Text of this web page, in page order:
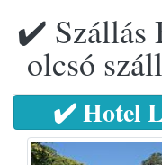
✔️ Szállás
olcsó
✔️ Hotel